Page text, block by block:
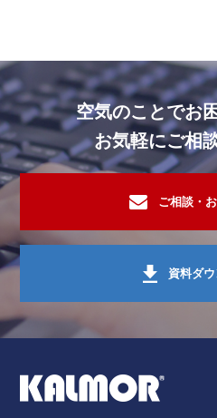
空気のことでお
お気軽にご相
ご相談・
資料ダ